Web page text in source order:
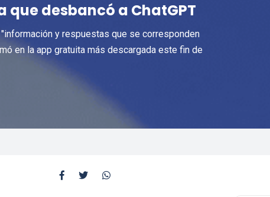
que desbancó a ChatGPT
y respuestas que se corresponden
en la app gratuita más descargada este fin de